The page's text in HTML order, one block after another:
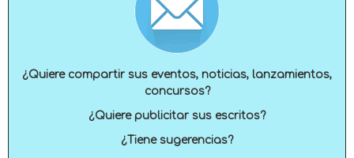
¿Quiere compartir sus eventos, noticias, lanzamientos,
concursos?
¿Quiere publicitar sus escritos?
¿Tiene sugerencias?